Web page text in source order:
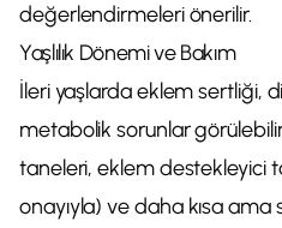
değerlendirmeleri önerilir.
Yaşlılık Dönemi ve Bakım
İleri yaşlarda eklem sertliği,
metabolik sorunlar
taneleri, eklem destekleyici
onayıyla) ve daha kısa ama